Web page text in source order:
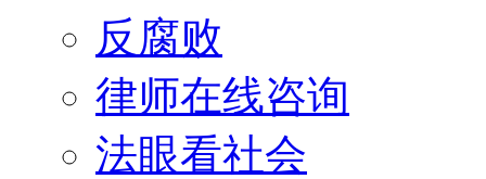
反腐败
律师在线咨询
法眼看社会